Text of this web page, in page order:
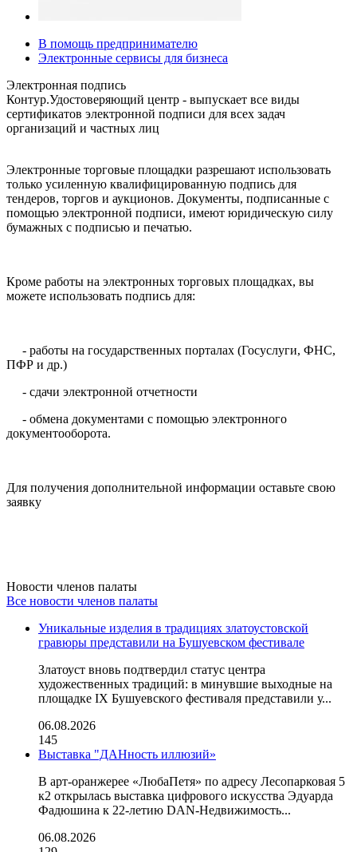
В помощь предпринимателю
Электронные сервисы для бизнеса
Электронная подпись
Контур.Удостоверяющий центр - выпускает все виды
сертификатов электронной подписи для всех задач
организаций и частных лиц
Электронные торговые площадки разрешают использовать
только усиленную квалифицированную подпись для
тендеров, торгов и аукционов. Документы, подписанные с
помощью электронной подписи, имеют юридическую силу
бумажных с подписью и печатью.
Кроме работы на электронных торговых площадках, вы
можете использовать подпись для:
- работы на государственных порталах (Госуслуги, ФНС,
ПФР и др.)
- сдачи электронной отчетности
- обмена документами с помощью электронного
документооборота.
Для получения дополнительной информации оставьте свою
заявку
Новости членов палаты
Все новости членов палаты
Уникальные изделия в традициях златоустовской
гравюры представили на Бушуевском фестивале
Златоуст вновь подтвердил статус центра
художественных традиций: в минувшие выходные на
площадке IX Бушуевского фестиваля представили у...
06.08.2026
145
Выставка "ДАНность иллюзий»
В арт-оранжерее «ЛюбаПетя» по адресу Лесопарковая 5
к2 открылась выставка цифрового искусства Эдуарда
Фадюшина к 22-летию DAN-Недвижимость...
06.08.2026